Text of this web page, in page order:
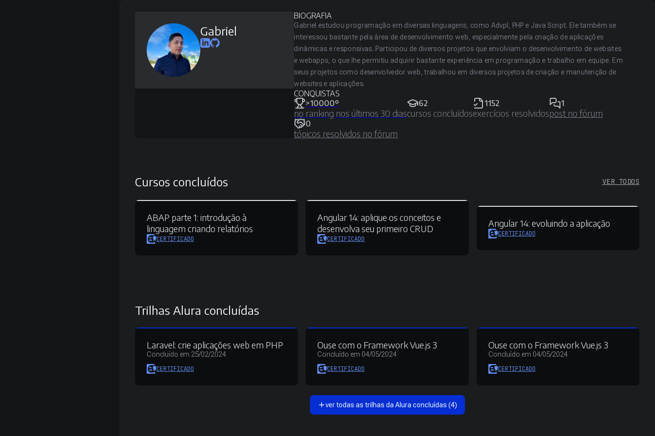
Gabriel
BIOGRAFIA
Gabriel estudou programação em diversas linguagens, como Advpl, PHP e Java Script. Ele também se
interessou bastante pela área de desenvolvimento web, especialmente pela criação de aplicações
dinâmicas e responsivas. Participou de diversos projetos que envolviam o desenvolvimento de websites
e webapps, o que lhe permitiu adquirir bastante experiência em programação e trabalho em equipe. Em
seus projetos como desenvolvedor web, trabalhou em diversos projetos de criação e manutenção de
websites e aplicações.
CONQUISTAS
>10000º
no ranking nos últimos 30 dias
62
cursos concluídos
1152
exercícios resolvidos
1
post no fórum
0
tópicos resolvidos no fórum
Cursos concluídos VER TODOS
ABAP parte 1: introdução à
linguagem criando relatórios
CERTIFICADO
Angular 14: aplique os conceitos e
desenvolva seu primeiro CRUD
CERTIFICADO
Angular 14: evoluindo a aplicação
CERTIFICADO
Trilhas Alura concluídas
Laravel: crie aplicações web em PHP
Concluído em 25/02/2024
CERTIFICADO
Ouse com o Framework Vue.js 3
Concluído em 04/05/2024
CERTIFICADO
Ouse com o Framework Vue.js 3
Concluído em 04/05/2024
CERTIFICADO
ver todas as trilhas da Alura concluídas (4)